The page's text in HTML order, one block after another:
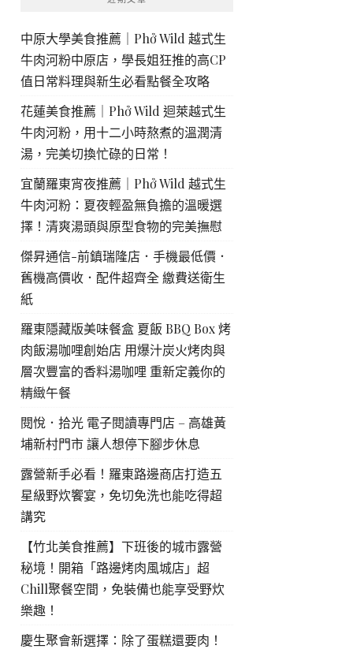
中原大學美食推薦｜Phở Wild 越式生
牛肉河粉中原店，學長姐狂推的高CP
值日常料理與新生必看點餐全攻略
花蓮美食推薦｜Phở Wild 迴萊越式生
牛肉河粉，用十二小時熬煮的溫潤清
湯，完美切換忙碌的日常！
宜蘭羅東宵夜推薦｜Phở Wild 越式生
牛肉河粉：夏夜輕盈無負擔的溫暖選
擇！清爽湯頭與原型食物的完美撫慰
傑昇通信-前鎮瑞隆店．手機最低價．
舊機高價收．配件超齊全 繳費送衛生
紙
羅東隱藏版美味餐盒 夏飯 BBQ Box 烤
肉飯湯咖哩創始店 用爆汁炭火烤肉與
層次豐富的香料湯咖哩 重新定義你的
精緻午餐
閱悅．拾光 電子閱讀專門店 – 高雄黃
埔新村門市 讓人想停下腳步休息
露營新手必看！羅東路邊商店打造五
星級野炊饗宴，免切免洗也能吃得超
講究
【竹北美食推薦】下班後的城市露營
秘境！開箱「路邊烤肉風城店」超
Chill聚餐空間，免裝備也能享受野炊
樂趣！
慶生聚會新選擇：除了蛋糕還要肉！